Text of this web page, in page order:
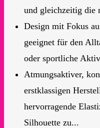
und gleichzeitig die
Design mit Fokus
geeignet für den
oder sportliche
Atmungsaktiver,
erstklassigen
hervorragende
Silhouette zu...